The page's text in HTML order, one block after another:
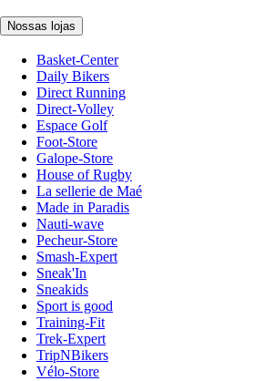
Nossas lojas
Basket-Center
Daily Bikers
Direct Running
Direct-Volley
Espace Golf
Foot-Store
Galope-Store
House of Rugby
La sellerie de Maé
Made in Paradis
Nauti-wave
Pecheur-Store
Smash-Expert
Sneak'In
Sneakids
Sport is good
Training-Fit
Trek-Expert
TripNBikers
Vélo-Store